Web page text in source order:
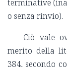
terminative
o senza rinvio).
Ciò vale
merito della
384, secondo